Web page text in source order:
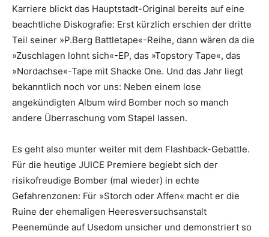
Karriere blickt das Hauptstadt-Original bereits auf eine
beachtliche Diskografie: Erst kürzlich erschien der dritte
Teil seiner »P.Berg Battletape«-Reihe, dann wären da die
»Zuschlagen lohnt sich«-EP, das »Topstory Tape«, das
»Nordachse«-Tape mit Shacke One. Und das Jahr liegt
bekanntlich noch vor uns: Neben einem lose
angekündigten Album wird Bomber noch so manch
andere Überraschung vom Stapel lassen.
Es geht also munter weiter mit dem Flashback-Gebattle.
Für die heutige JUICE Premiere begiebt sich der
risikofreudige Bomber (mal wieder) in echte
Gefahrenzonen: Für »Storch oder Affen« macht er die
Ruine der ehemaligen Heeresversuchsanstalt
Peenemünde auf Usedom unsicher und demonstriert so